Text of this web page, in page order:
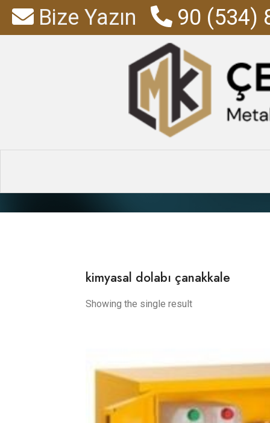
Bize Yazın 90 (534)
kimyasal
kimyasal dolabı çanakkale
Showing the single result